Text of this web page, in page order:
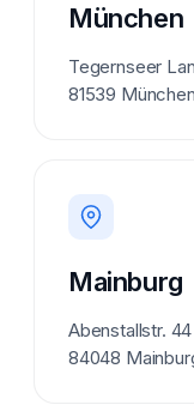
München
Tegernseer
81539 München
Mainburg
Abenstallstr. 44
84048